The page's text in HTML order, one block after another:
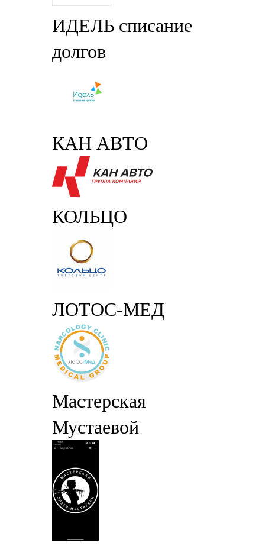
ИДЕЛЬ списание
долгов
КАН АВТО
КОЛЬЦО
ЛОТОС-МЕД
Мастерская
Мустаевой